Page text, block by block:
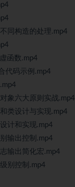
同构造的处理.mp4
函数.mp4
代码示例.mp4
象六大原则实战.mp4
类设计与实现.mp4
计和实现.mp4
输出控制.mp4
输出简化宏.mp4
别控制.mp4